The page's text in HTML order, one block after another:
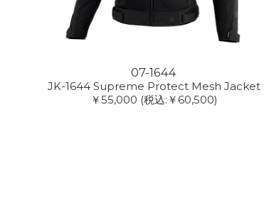
07-1644
JK-1644 Supreme Protect Mesh Jacket
￥55,000 (税込:￥60,500)